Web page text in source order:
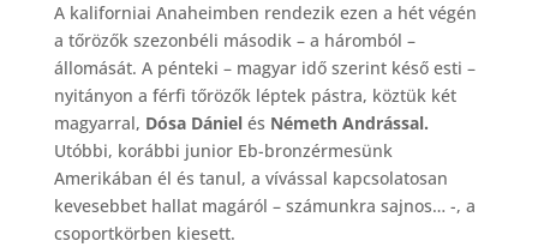
A kaliforniai Anaheimben rendezik ezen a hét végén
a tőrözők szezonbéli második – a háromból –
állomását. A pénteki – magyar idő szerint késő esti –
nyitányon a férfi tőrözők léptek pástra, köztük két
magyarral, Dósa Dánielés Németh Andrással.
Utóbbi, korábbi junior Eb-bronzérmesünk
Amerikában él és tanul, a vívással kapcsolatosan
kevesebbet hallat magáról – számunkra sajnos… -, a
csoportkörben kiesett.